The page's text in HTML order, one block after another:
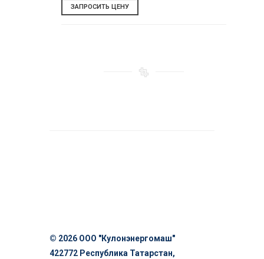
ЗАПРОСИТЬ ЦЕНУ
© 2026 ООО "Кулонэнергомаш"
422772 Республика Татарстан,